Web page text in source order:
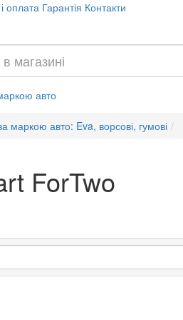
оплата Гарантія Контакти
авто
маркою авто: Eva, ворсові, гумові
ForTwo